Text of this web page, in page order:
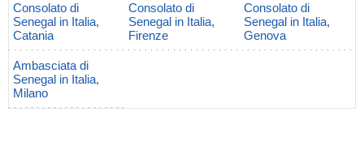
Consolato di
Senegal in Italia,
Catania
Consolato di
Senegal in Italia,
Firenze
Consolato di
Senegal in Italia,
Genova
Ambasciata di
Senegal in Italia,
Milano